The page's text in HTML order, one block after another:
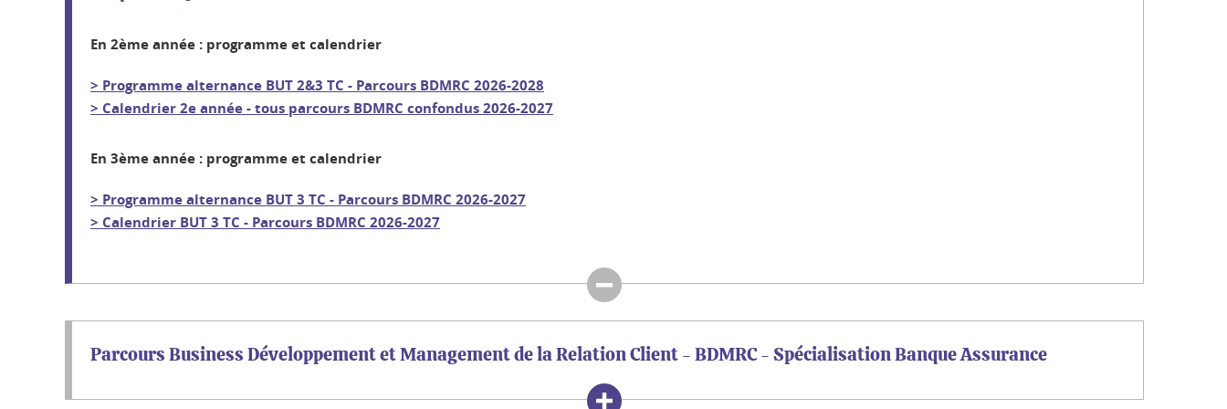
En 2ème année : programme et calendrier
> Programme alternance BUT 2&3 TC - Parcours BDMRC 2026-2028
> Calendrier 2e année - tous parcours BDMRC confondus 2026-2027
En 3ème année : programme et calendrier
> Programme alternance BUT 3 TC - Parcours BDMRC 2026-2027
> Calendrier BUT 3 TC - Parcours BDMRC 2026-2027
Parcours Business Développement et Management de la Relation Client - BDMRC - Spécialisation Banque Assurance